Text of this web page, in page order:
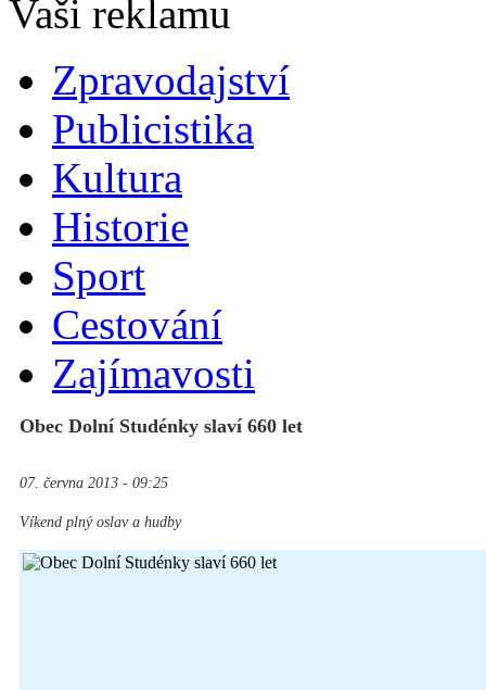
Zpravodajství
Publicistika
Kultura
Historie
Sport
Cestování
Zajímavosti
Obec Dolní Studénky slaví 660 let
07. června 2013 - 09:25
Víkend plný oslav a hudby